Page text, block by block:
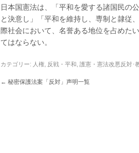
日本国憲法は、「平和を愛する諸国民の
と決意し」「平和を維持し、専制と隷従
際社会において、名誉ある地位を占めた
てはならない。
カテゴリー: 人権, 反戦・平和, 護憲・憲法改悪反対･
← 秘密保護法案「反対」声明一覧